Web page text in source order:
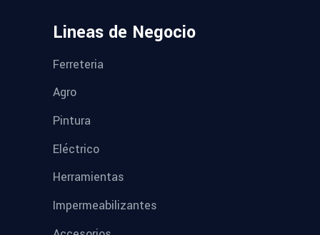
Lineas de Negocio
Ferreteria
Agro
Pintura
Eléctrico
Herramientas
Impermeabilizantes